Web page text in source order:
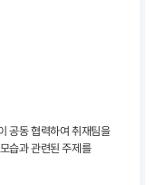
공동 협력하여 취재팀을
습과 관련된 주제를